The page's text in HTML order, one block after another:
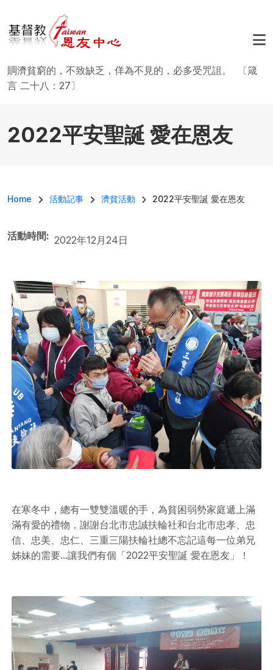
賙濟貧窮的，不致缺乏，佯為不見的，必多受咒詛。 〔箴
言 二十八：27〕
2022平安聖誕 愛在恩友
導航連結
Home 活動記事 濟貧活動 2022平安聖誕 愛在恩友
活動時間 2022年12月24日
在寒冬中，總有一雙雙溫暖的手，為貧困弱勢家庭遞上滿
滿有愛的禮物，謝謝台北市忠誠扶輪社和台北市忠孝、忠
信、忠美、忠仁、三重三陽扶輪社總不忘記這每一位弟兄
姊妹的需要...讓我們有個「2022平安聖誕 愛在恩友」！